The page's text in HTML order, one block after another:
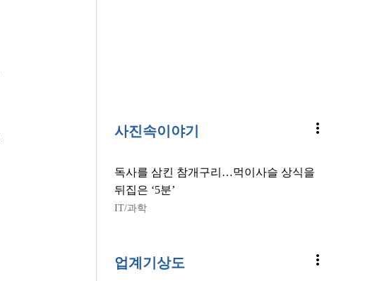
사진속이야기 more_vert
독사를 삼킨 참개구리…먹이사슬 상식을
뒤집은 ‘5분’
IT/과학
업계기상도 more_vert